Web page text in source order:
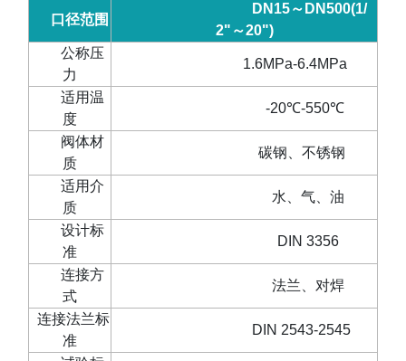
口径范围
DN15～ DN500(1/
2" ～20")
公称压
力
1.6MPa-6.4MPa
适用温
度
-20℃-550℃
阀体材
质
碳钢、不锈钢
适用介
质
水、气、油
设计标
准
DIN 3356
连接方
式
法兰、对焊
连接法兰标
准
DIN 2543-2545